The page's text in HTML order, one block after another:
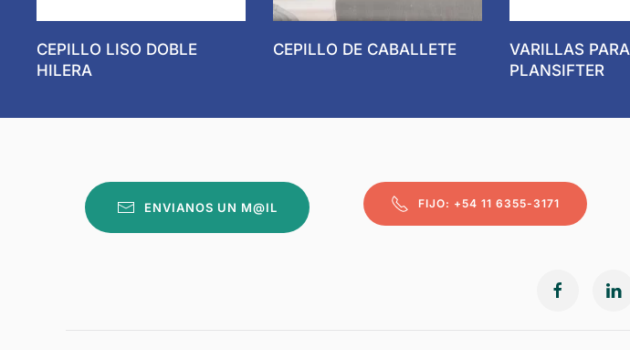
CEPILLO LISO DOBLE
HILERA
CEPILLO DE CABALLETE
VARILLAS PARA
PLANSIFTER
ENVIANOS UN M@IL FIJO: +54 11 6355-3171